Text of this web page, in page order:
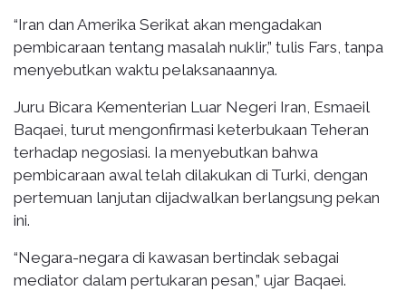
“Iran dan Amerika Serikat akan mengadakan
pembicaraan tentang masalah nuklir,” tulis Fars, tanpa
menyebutkan waktu pelaksanaannya.
Juru Bicara Kementerian Luar Negeri Iran, Esmaeil
Baqaei, turut mengonfirmasi keterbukaan Teheran
terhadap negosiasi. Ia menyebutkan bahwa
pembicaraan awal telah dilakukan di Turki, dengan
pertemuan lanjutan dijadwalkan berlangsung pekan
ini.
“Negara-negara di kawasan bertindak sebagai
mediator dalam pertukaran pesan,” ujar Baqaei.